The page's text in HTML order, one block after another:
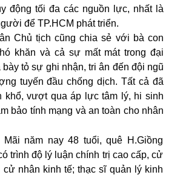
động tối đa các nguồn lực, nhất là
để TP.HCM phát triển.
Chủ tịch cũng chia sẻ với bà con
khăn và cả sự mất mát trong đại
tỏ sự ghi nhận, tri ân đến đội ngũ
tuyến đầu chống dịch. Tất cả đã
khổ, vượt qua áp lực tâm lý, hi sinh
bảo tính mạng và an toàn cho nhân
năm nay 48 tuổi, quê H.Giồng
trình độ lý luận chính trị cao cấp, cử
cử nhân kinh tế; thạc sĩ quản lý kinh